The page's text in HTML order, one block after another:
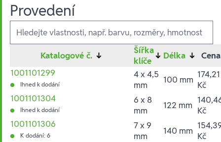
Provedení
Ausführungen
Katalogové č. ↓
Šířka
klíče ↓ Délka ↓
Cena
1001101299
Ihned k dodání
4 x 4,5
mm
100 mm 174,21
Kč
1001101304
Ihned k dodání
6 x 8
mm
122 mm Kč
1001101306
K dodání: 6
7 x 9
mm
140 mm Kč